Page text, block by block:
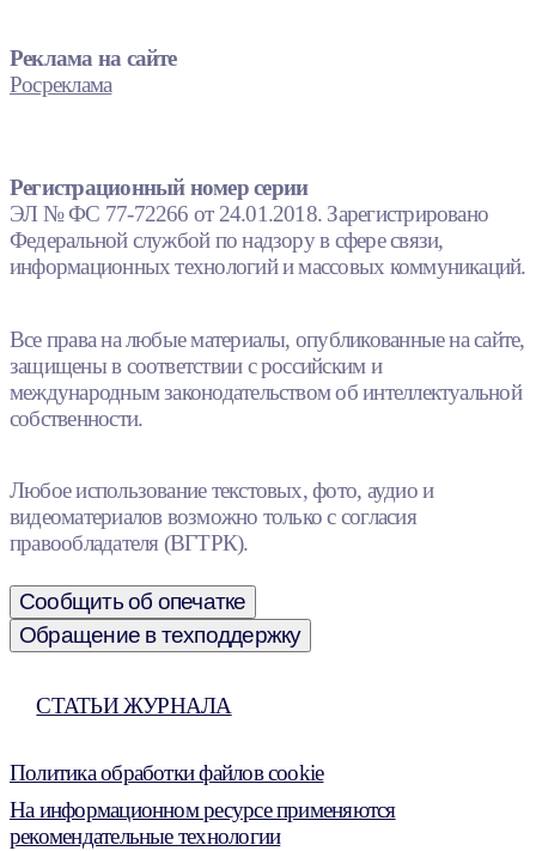
Реклама на сайте
Росреклама
Регистрационный номер серии
ЭЛ № ФС 77-72266 от 24.01.2018. Зарегистрировано
Федеральной службой по надзору в сфере связи,
информационных технологий и массовых коммуникаций.
Все права на любые материалы, опубликованные на сайте,
защищены в соответствии с российским и
международным законодательством об интеллектуальной
собственности.
Любое использование текстовых, фото, аудио и
видеоматериалов возможно только с согласия
правообладателя (ВГТРК).
Сообщить об опечатке
Обращение в техподдержку
СТАТЬИ ЖУРНАЛА
Политика обработки файлов cookie
На информационном ресурсе применяются
рекомендательные технологии